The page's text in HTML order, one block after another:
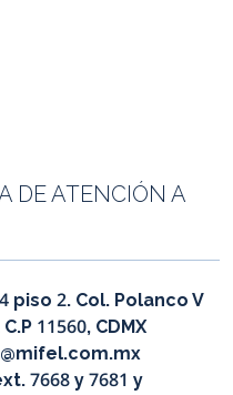
DE ATENCIÓN A
piso 2. Col. Polanco V
11560, CDMX
7668 y 7681 y